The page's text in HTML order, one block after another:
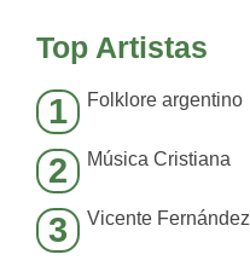
Top Artistas
1 Folklore argentino
2 Música Cristiana
3 Vicente Fernández